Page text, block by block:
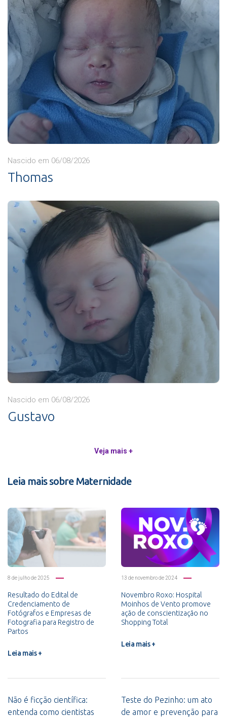
Nascido em 06/08/2026
Thomas
Nascido em 06/08/2026
Gustavo
Veja mais +
Leia mais sobre Maternidade
8 de julho de 2025
Resultado do Edital de
Credenciamento de
Fotógrafos e Empresas de
Fotografia para Registro de
Partos
Leia mais +
13 de novembro de 2024
Novembro Roxo: Hospital
Moinhos de Vento promove
ação de conscientização no
Shopping Total
Leia mais +
Não é ficção científica:
entenda como cientistas
Teste do Pezinho: um ato
de amor e prevenção para